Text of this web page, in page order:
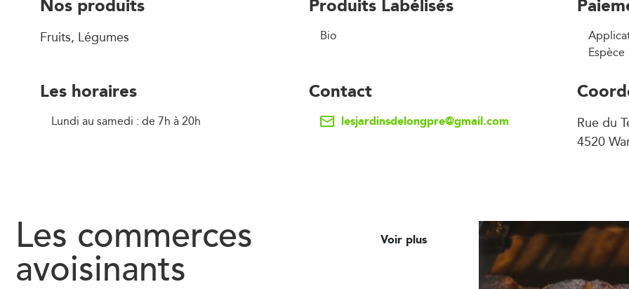
Fruits, Légumes Bio
Espèce
Les horaires
Lundi au samedi : de 7h à 20h
Contact
lesjardinsdelongpre@gmail.com
Rue du
4520
Les commerces
avoisinants
Voir plus